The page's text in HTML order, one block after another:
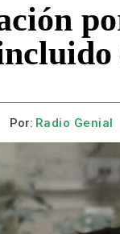
Por: Radio Genial